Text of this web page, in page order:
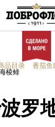
品目录
番茄鱼
棱鲱
罗